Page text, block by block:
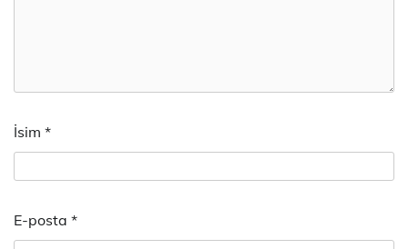
İsim *
E-posta *